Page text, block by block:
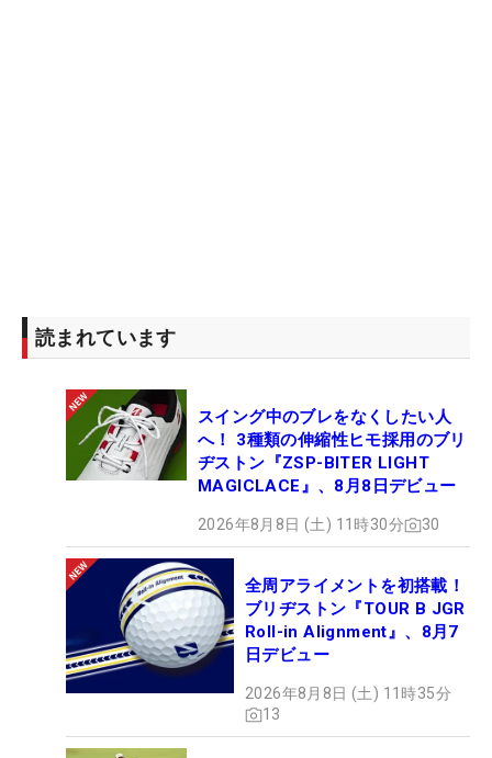
読まれています
スイング中のブレをなくしたい人
へ！ 3種類の伸縮性ヒモ採用のブリ
ヂストン『ZSP-BITER LIGHT
MAGICLACE』、8月8日デビュー
2026年8月8日 (土) 11時30分 30
全周アライメントを初搭載！
ブリヂストン『TOUR B JGR
Roll-in Alignment』、8月7
日デビュー
2026年8月8日 (土) 11時35分
13